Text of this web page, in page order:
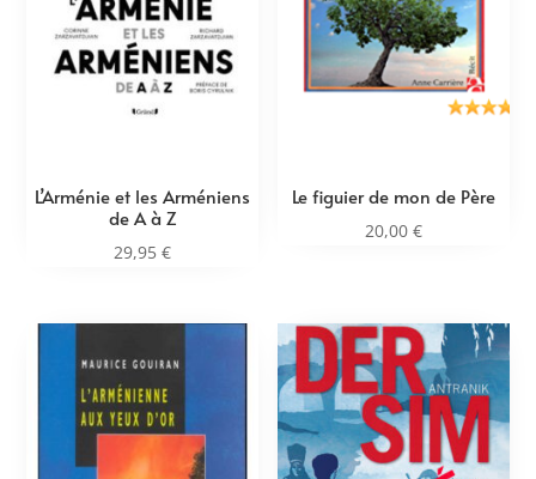
L’Arménie et les Arméniens
de A à Z
29,95€
Le figuier de mon de Père
20,00 €